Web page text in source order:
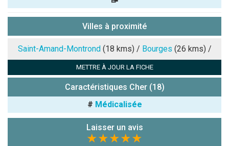
Note que vous souhaitez attribuer :
7x4 (en
Villes à proximité
Saint-Amand-Montrond(18 kms) / Bourges (26 kms) /
METTRE À JOUR LA FICHE
Caractéristiques Cher (18)
# Médicalisée
Laisser un avis
★★★★★